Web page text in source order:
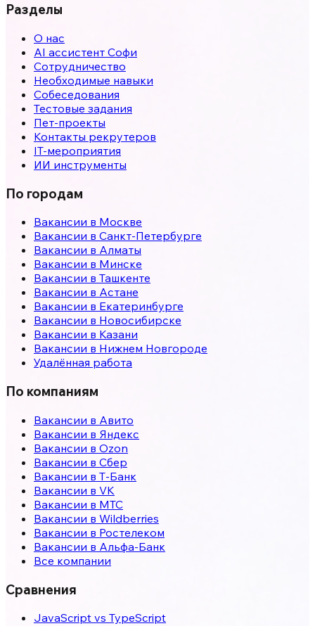
Разделы
О нас
AI ассистент Софи
Сотрудничество
Необходимые навыки
Собеседования
Тестовые задания
Пет-проекты
Контакты рекрутеров
IT-мероприятия
ИИ инструменты
По городам
Вакансии в Москве
Вакансии в Санкт-Петербурге
Вакансии в Алматы
Вакансии в Минске
Вакансии в Ташкенте
Вакансии в Астане
Вакансии в Екатеринбурге
Вакансии в Новосибирске
Вакансии в Казани
Вакансии в Нижнем Новгороде
Удалённая работа
По компаниям
Вакансии в Авито
Вакансии в Яндекс
Вакансии в Ozon
Вакансии в Сбер
Вакансии в Т-Банк
Вакансии в VK
Вакансии в МТС
Вакансии в Wildberries
Вакансии в Ростелеком
Вакансии в Альфа-Банк
Все компании
Сравнения
JavaScript vs TypeScript